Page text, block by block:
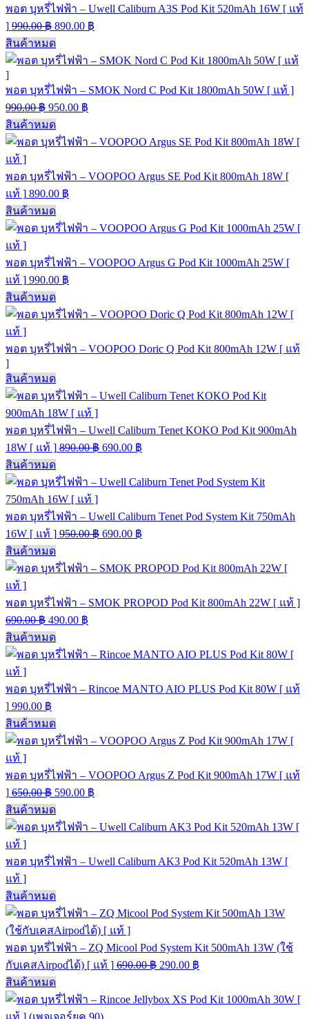
พอต บุหรี่ไฟฟ้า – Uwell Caliburn A3S Pod Kit 520mAh 16W [ แท้
] 990.00฿ 890.00 ฿
สินค้าหมด
พอต บุหรี่ไฟฟ้า – SMOK Nord C Pod Kit 1800mAh 50W [ แท้ ]
990.00฿ 950.00 ฿
สินค้าหมด
พอต บุหรี่ไฟฟ้า – VOOPOO Argus SE Pod Kit 800mAh 18W [
แท้ ] 890.00 ฿
สินค้าหมด
พอต บุหรี่ไฟฟ้า – VOOPOO Argus G Pod Kit 1000mAh 25W [
แท้ ] 990.00 ฿
สินค้าหมด
พอต บุหรี่ไฟฟ้า – VOOPOO Doric Q Pod Kit 800mAh 12W [ แท้
]
สินค้าหมด
พอต บุหรี่ไฟฟ้า – Uwell Caliburn Tenet KOKO Pod Kit 900mAh
18W [ แท้ ] 890.00฿ 690.00 ฿
สินค้าหมด
พอต บุหรี่ไฟฟ้า – Uwell Caliburn Tenet Pod System Kit 750mAh
16W [ แท้ ] 950.00฿ 690.00 ฿
สินค้าหมด
พอต บุหรี่ไฟฟ้า – SMOK PROPOD Pod Kit 800mAh 22W [ แท้ ]
690.00฿ 490.00 ฿
สินค้าหมด
พอต บุหรี่ไฟฟ้า – Rincoe MANTO AIO PLUS Pod Kit 80W [ แท้
] 990.00 ฿
สินค้าหมด
พอต บุหรี่ไฟฟ้า – VOOPOO Argus Z Pod Kit 900mAh 17W [ แท้
] 650.00฿ 590.00 ฿
สินค้าหมด
พอต บุหรี่ไฟฟ้า – Uwell Caliburn AK3 Pod Kit 520mAh 13W [
แท้ ]
สินค้าหมด
พอต บุหรี่ไฟฟ้า – ZQ Micool Pod System Kit 500mAh 13W (ใช้
กับเคสAirpodได้) [ แท้ ] 690.00฿ 290.00 ฿
สินค้าหมด